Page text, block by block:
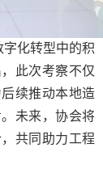
化转型中的积
此次考察不仅
续推动本地造
未来，协会将
共同助力工程